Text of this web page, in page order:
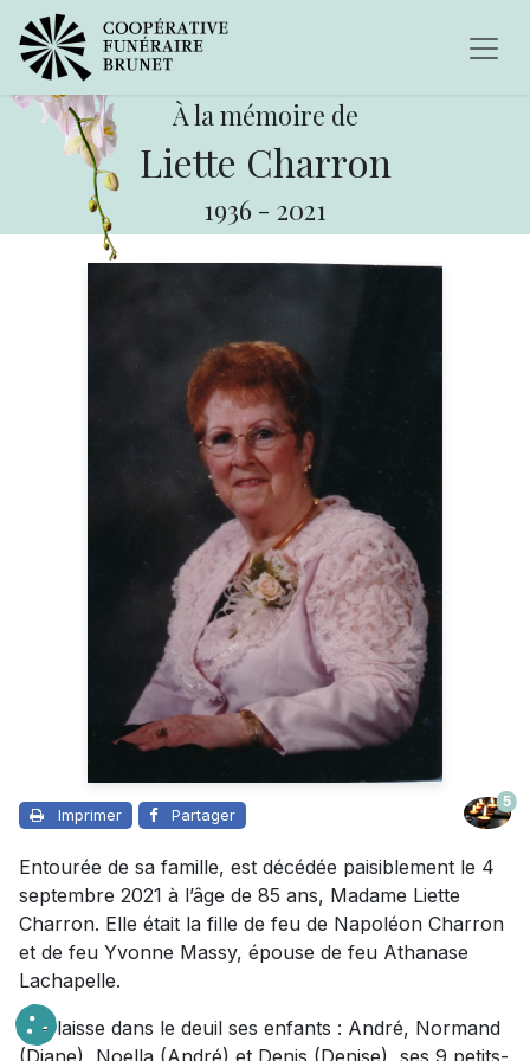
À la mémoire de
Liette Charron
1936 - 2021
Imprimer Partager
5
Entourée de sa famille, est décédée paisiblement le 4
septembre 2021 à l’âge de 85 ans, Madame Liette
Charron. Elle était la fille de feu de Napoléon Charron
et de feu Yvonne Massy, épouse de feu Athanase
Lachapelle.
Elle laisse dans le deuil ses enfants : André, Normand
(Diane), Noella (André) et Denis (Denise), ses 9 petits-